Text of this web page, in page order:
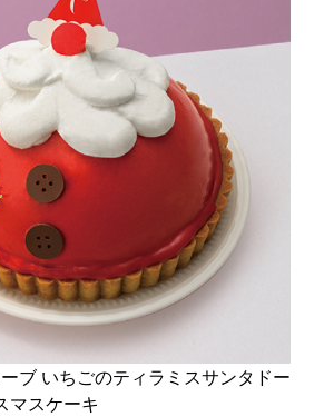
ブ いちごのティラミスサンタドー
マスケーキ